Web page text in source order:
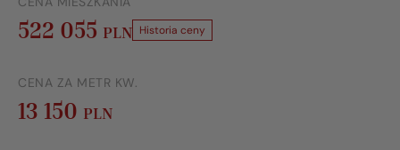
522 055 PLN Historia ceny
CENA ZA METR KW.
13 150 PLN